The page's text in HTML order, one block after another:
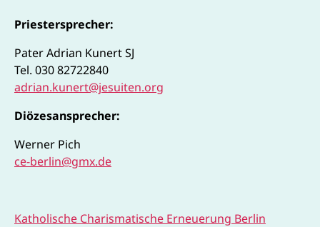
Priestersprecher:
Pater Adrian Kunert SJ
Tel. 030 82722840
adrian.kunert@jesuiten.org
Diözesansprecher:
Werner Pich
ce-berlin@gmx.de
Katholische Charismatische Erneuerung Berlin